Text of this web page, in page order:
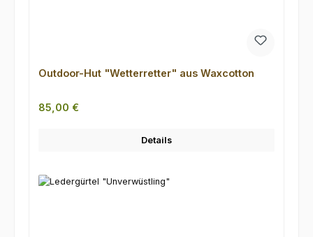
Outdoor-Hut "Wetterretter" aus Waxcotton
Regulärer Preis:
85,00 €
Details